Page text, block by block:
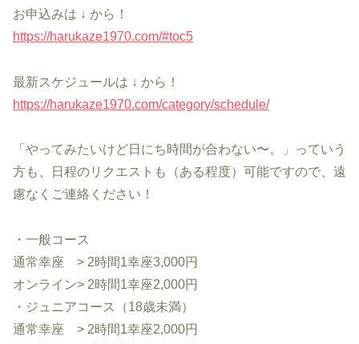
お申込みは ↓ から！
https://harukaze1970.com/#toc5
最新スケジュールは ↓ から！
https://harukaze1970.com/category/schedule/
「やってみたいけど日にち時間が合わない〜。」っていう
方も、日程のリクエストも（ある程度）可能ですので、遠
慮なくご連絡ください！
・一般コース
通常幸座 > 2時間1幸座3,000円
オンライン> 2時間1幸座2,000円
・ジュニアコース（18歳未満）
通常幸座 > 2時間1幸座2,000円